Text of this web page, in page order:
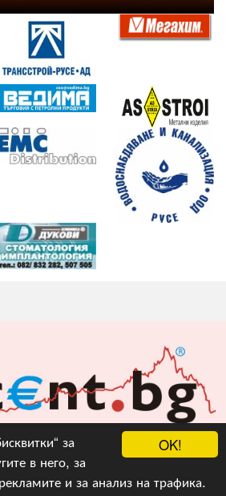
OK!
за
в него, за
и за анализ на трафика.